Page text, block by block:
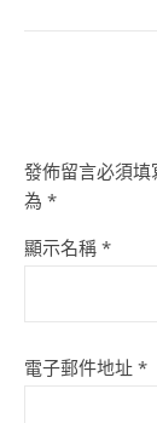
發佈留言必須填
為 *
顯示名稱 *
電子郵件地址 *